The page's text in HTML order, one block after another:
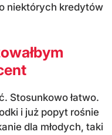
niektórych kredytów
Stosunkowo łatwo.
i już popyt rośnie
dla młodych, taki